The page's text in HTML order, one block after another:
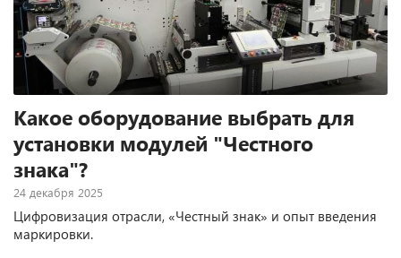
Какое оборудование выбрать для
установки модулей "Честного
знака"?
24 декабря 2025
Цифровизация отрасли, «Честный знак» и опыт введения
маркировки.